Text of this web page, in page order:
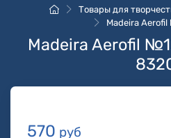
Товары для
Madeira
Madeira Aerofil
570 руб